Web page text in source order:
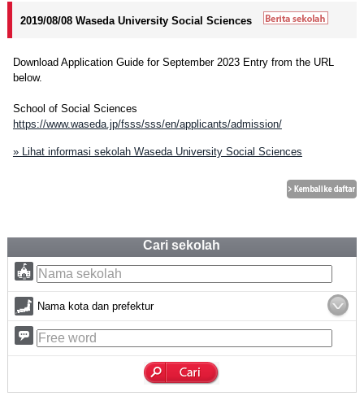
2019/08/08 Waseda University Social Sciences
Download Application Guide for September 2023 Entry from the URL
below.
School of Social Sciences
https://www.waseda.jp/fsss/sss/en/applicants/admission/
» Lihat informasi sekolah Waseda University Social Sciences
Cari sekolah
Nama kota dan prefektur